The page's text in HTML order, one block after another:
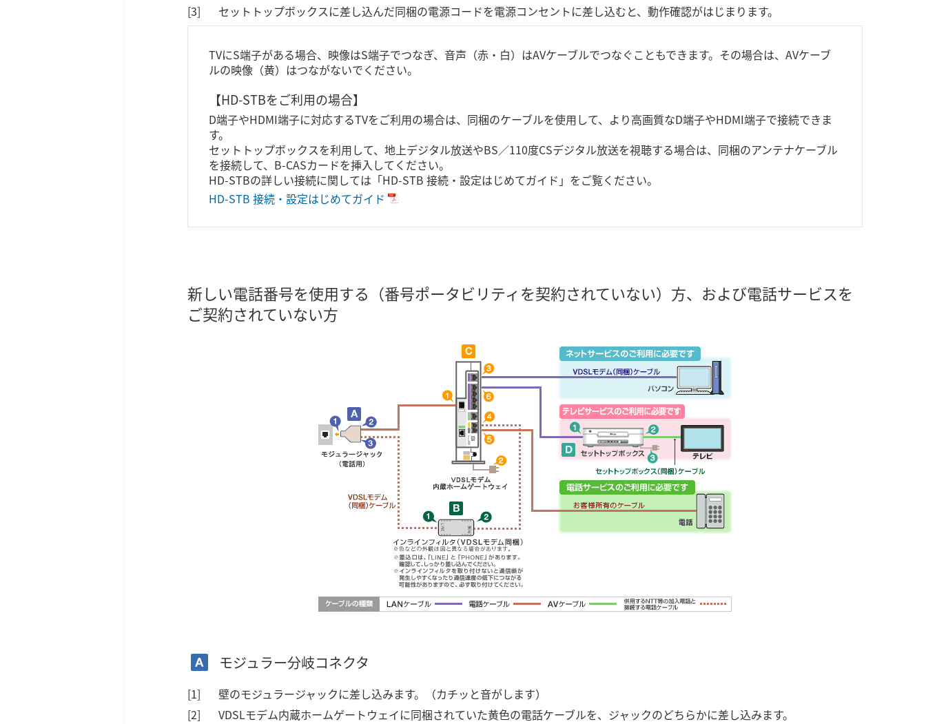
セットトップボックスに差し込んだ同梱の電源コードを電源コンセントに差し込むと、動作確認がはじまります。
TVにS端子がある場合、映像はS端子でつなぎ、音声（赤・白）はAVケーブルでつなぐこともできます。その場合は、AVケーブ
ルの映像（黄）はつながないでください。
【HD-STBをご利用の場合】
D端子やHDMI端子に対応するTVをご利用の場合は、同梱のケーブルを使用して、より高画質なD端子やHDMI端子で接続できま
す。
セットトップボックスを利用して、地上デジタル放送やBS／110度CSデジタル放送を視聴する場合は、同梱のアンテナケーブル
を接続して、B-CASカードを挿入してください。
HD-STBの詳しい接続に関しては「HD-STB 接続・設定はじめてガイド」をご覧ください。
HD-STB 接続・設定はじめてガイド
新しい電話番号を使用する（番号ポータビリティを契約されていない）方、および電話サービスを
ご契約されていない方
モジュラー分岐コネクタ
壁のモジュラージャックに差し込みます。（カチッと音がします）
VDSLモデム内蔵ホームゲートウェイに同梱されていた黄色の電話ケーブルを、ジャックのどちらかに差し込みます。